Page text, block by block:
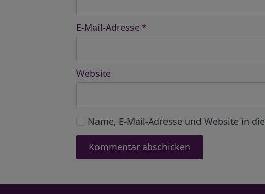
E-Mail-Adresse *
Website
Name, E-Mail-Adresse und Website in